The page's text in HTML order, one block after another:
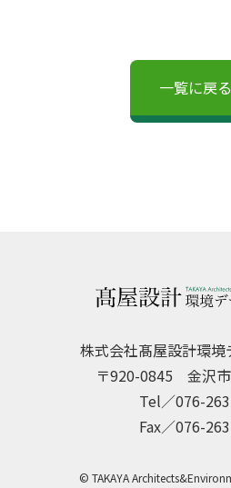
一覧に戻る
株式会社髙屋設計環
〒920-0845 金沢
Tel／076-
Fax／076-
© TAKAYA